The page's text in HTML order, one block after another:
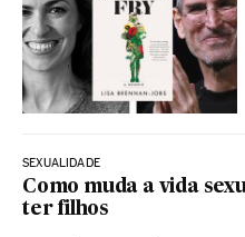
SEXUALIDADE
Como muda a vida
ter filhos